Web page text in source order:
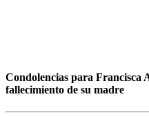
Condolencias para Francisca
fallecimiento de su madre